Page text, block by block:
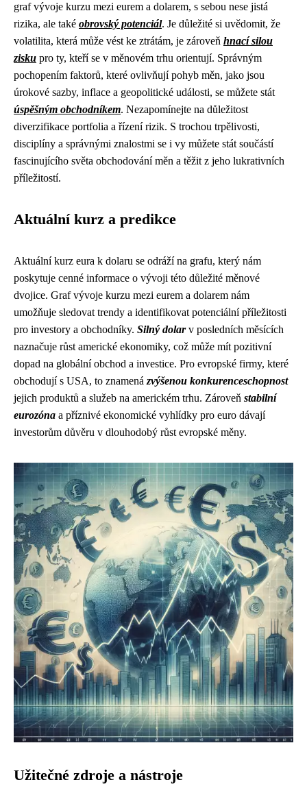
graf vývoje kurzu mezi eurem a dolarem, s sebou nese jistá
rizika, ale také obrovský potenciál. Je důležité si uvědomit, že
volatilita, která může vést ke ztrátám, je zároveň hnací silou
zisku pro ty, kteří se v měnovém trhu orientují. Správným
pochopením faktorů, které ovlivňují pohyb měn, jako jsou
úrokové sazby, inflace a geopolitické události, se můžete stát
úspěšným obchodníkem. Nezapomínejte na důležitost
diverzifikace portfolia a řízení rizik. S trochou trpělivosti,
disciplíny a správnými znalostmi se i vy můžete stát součástí
fascinujícího světa obchodování měn a těžit z jeho lukrativních
příležitostí.
Aktuální kurz a predikce
Aktuální kurz eura k dolaru se odráží na grafu, který nám
poskytuje cenné informace o vývoji této důležité měnové
dvojice. Graf vývoje kurzu mezi eurem a dolarem nám
umožňuje sledovat trendy a identifikovat potenciální příležitosti
pro investory a obchodníky. Silný dolarv posledních měsících
naznačuje růst americké ekonomiky, což může mít pozitivní
dopad na globální obchod a investice. Pro evropské firmy, které
obchodují s USA, to znamená zvýšenou konkurenceschopnost
jejich produktů a služeb na americkém trhu. Zároveň stabilní
eurozóna a příznivé ekonomické vyhlídky pro euro dávají
investorům důvěru v dlouhodobý růst evropské měny.
Užitečné zdroje a nástroje